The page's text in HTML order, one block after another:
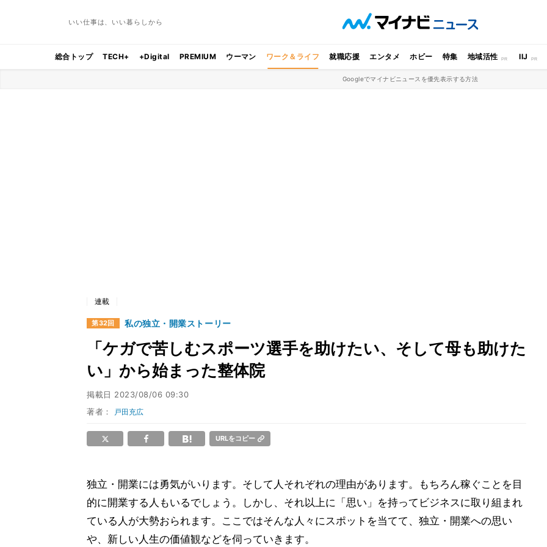
いい仕事は、いい暮らしから
総合トップ TECH+ +Digital PREMIUM ウーマン ワーク＆ライフ 就職応援 エンタメ ホビー 特集 地域活性 IIJ
Googleでマイナビニュースを優先表示する方法
連載
第32回 私の独立・開業ストーリー
「ケガで苦しむスポーツ選手を助けたい、そして母も助けた
い」から始まった整体院
掲載日 2023/08/06 09:30
著者：
戸田充広
URLをコピー
独立・開業には勇気がいります。そして人それぞれの理由があります。もちろん稼ぐことを目
的に開業する人もいるでしょう。しかし、それ以上に「思い」を持ってビジネスに取り組まれ
ている人が大勢おられます。ここではそんな人々にスポットを当てて、独立・開業への思い
や、新しい人生の価値観などを伺っていきます。